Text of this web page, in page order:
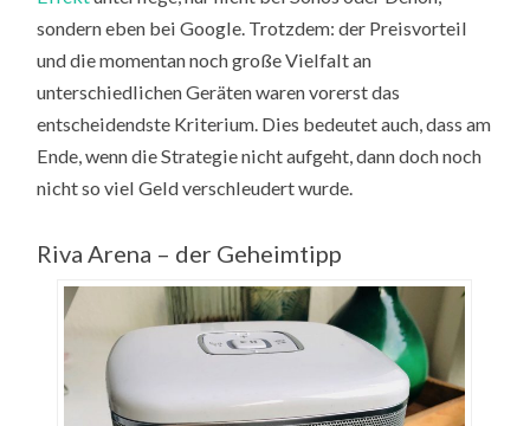
sondern eben bei Google. Trotzdem: der Preisvorteil
und die momentan noch große Vielfalt an
unterschiedlichen Geräten waren vorerst das
entscheidendste Kriterium. Dies bedeutet auch, dass am
Ende, wenn die Strategie nicht aufgeht, dann doch noch
nicht so viel Geld verschleudert wurde.
Riva Arena – der Geheimtipp